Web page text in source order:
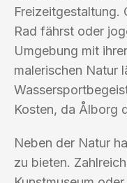
Freizeitgestaltung.
Rad fährst oder
Umgebung mit
malerischen Natur
Kosten, da Ålborg
Neben der Natur
zu bieten.